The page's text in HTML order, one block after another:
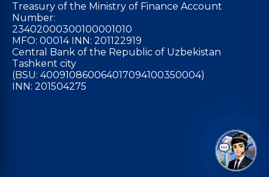
Treasury of the Ministry of Finance Account
Number:
23402000300100001010
MFO: 00014 INN: 201122919
Central Bank of the Republic of Uzbekistan
Tashkent city
(BSU: 400910860064017094100350004)
INN: 201504275